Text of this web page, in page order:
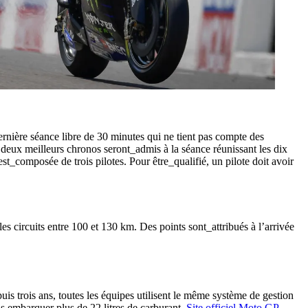
séance libre de 30 minutes qui ne tient pas compte des
meilleurs chronos seront_admis à la séance réunissant les dix
de trois pilotes. Pour être_qualifié, un pilote doit avoir
circuits entre 100 et 130 km. Des points sont_attribués à l’arrivée
trois ans, toutes les équipes utilisent le même système de gestion